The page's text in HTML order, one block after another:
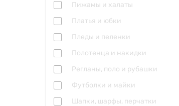
Пижамы и халаты
Платья и юбки
Пледы и пеленки
Полотенца и накидки
Регланы, поло и рубашки
Футболки и майки
Шапки, шарфы, перчатки